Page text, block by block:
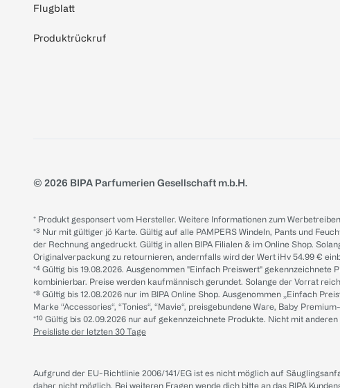
Flugblatt
Produktrückruf
© 2026 BIPA Parfumerien Gesellschaft m.b.H.
* Produkt gesponsert vom Hersteller. Weitere Informationen zum
*³ Nur mit gültiger jö Karte. Gültig auf alle PAMPERS Windeln, Pants und
der Rechnung angedruckt. Gültig in allen BIPA Filialen & im Online Shop.
Originalverpackung zu retournieren, andernfalls wird der Wert iHv 54.99 €
*⁴ Gültig bis 19.08.2026. Ausgenommen "Einfach Preiswert"
kombinierbar. Preise werden kaufmännisch gerundet. Solange der Vorrat
*⁸ Gültig bis 12.08.2026 nur im BIPA Online Shop. Ausgenommen „Einfach
Marke “Accessories“, “Tonies“, “Mavie“, preisgebundene Ware, Baby
*¹⁰ Gültig bis 02.09.2026 nur auf gekennzeichnete Produkte. Nicht mit
Preisliste der letzten 30 Tage
Aufgrund der EU-Richtlinie 2006/141/EG ist es nicht möglich auf
daher nicht möglich. Bei weiteren Fragen wende dich bitte an das BIPA